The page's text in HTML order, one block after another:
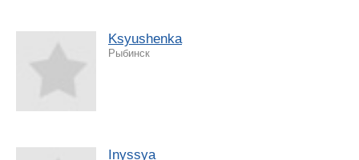
Ksyushenka
Рыбинск
Inyssya